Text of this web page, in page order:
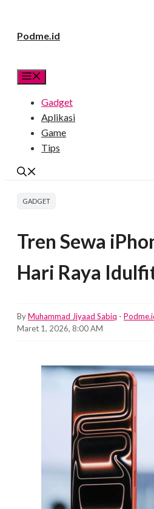
Podme.id
Gadget
Aplikasi
Game
Tips
GADGET
Tren Sewa
Hari Raya
ByMuhammad Jiyaad Sabiq -
Maret 1, 2026, 8:00 AM